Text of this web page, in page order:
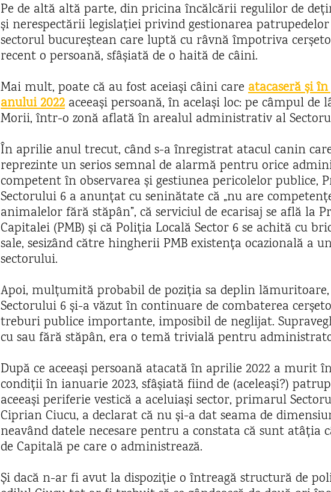
Pe de altă altă parte, din pricina încălcării regulilor de
și nerespectării legislației privind gestionarea
sectorul bucureștean care luptă cu râvnă împotriva
recent o persoană, sfâșiată de o haită de câini.
Mai mult, poate că au fost aceiași câini care atacaseră și
anului 2022 aceeași persoană, în același loc: pe câmpul de
Morii, într-o zonă aflată în arealul administrativ al
În aprilie anul trecut, când s-a înregistrat atacul canin
reprezinte un serios semnal de alarmă pentru orice
competent în observarea și gestiunea pericolelor publice,
Sectorului 6 a anunțat cu seninătate că „nu are
animalelor fără stăpân”, că serviciul de ecarisaj se află la
Capitalei (PMB) și că Poliția Locală Sector 6 se achită cu
sale, sesizând către hingherii PMB existența ocazională a
sectorului.
Apoi, mulțumită probabil de poziția sa deplin
Sectorului 6 și-a văzut în continuare de combaterea
treburi publice importante, imposibil de neglijat.
cu sau fără stăpân, era o temă trivială pentru
După ce aceeași persoană atacată în aprilie 2022 a murit
condiții în ianuarie 2023, sfâșiată fiind de (aceleași?)
aceeași periferie vestică a aceluiași sector, primarul
Ciprian Ciucu, a declarat că nu și-a dat seama de
neavând datele necesare pentru a constata că sunt atâția
de Capitală pe care o administrează.
Și dacă n-ar fi avut la dispoziție o întreagă structură de